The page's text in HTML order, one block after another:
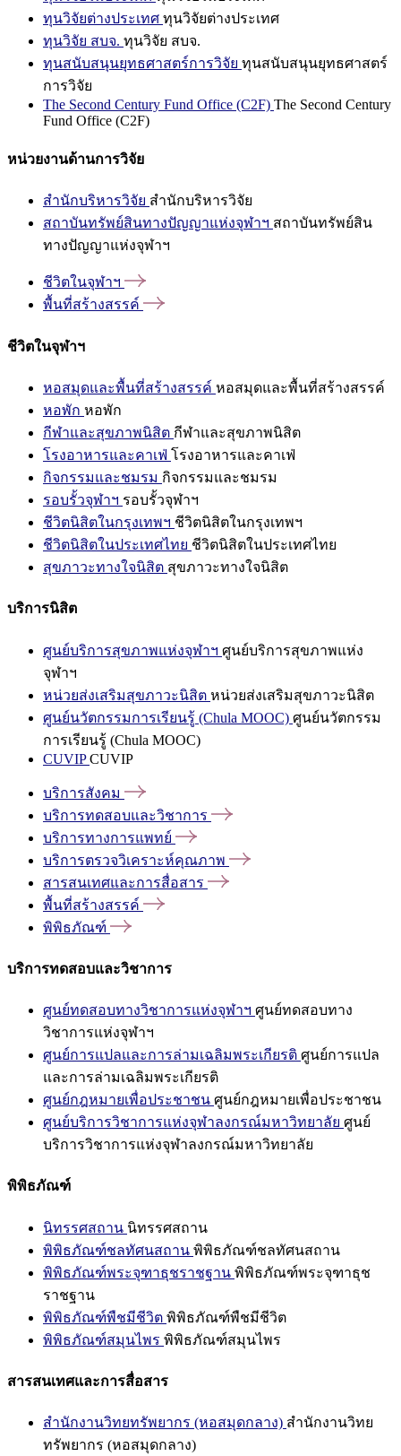
ทุนวิจัยต่างประเทศ ทุนวิจัยต่างประเทศ
ทุนวิจัย สบจ. ทุนวิจัย สบจ.
ทุนสนับสนุนยุทธศาสตร์การวิจัย ทุนสนับสนุนยุทธศาสตร์
การวิจัย
The Second Century Fund Office (C2F) The Second Century
Fund Office (C2F)
หน่วยงานด้านการวิจัย
สำนักบริหารวิจัย สำนักบริหารวิจัย
สถาบันทรัพย์สินทางปัญญาแห่งจุฬาฯ สถาบันทรัพย์สิน
ทางปัญญาแห่งจุฬาฯ
ชีวิตในจุฬาฯ
พื้นที่สร้างสรรค์
ชีวิตในจุฬาฯ
หอสมุดและพื้นที่สร้างสรรค์ หอสมุดและพื้นที่สร้างสรรค์
หอพัก หอพัก
กีฬาและสุขภาพนิสิต กีฬาและสุขภาพนิสิต
โรงอาหารและคาเฟ่ โรงอาหารและคาเฟ่
กิจกรรมและชมรม กิจกรรมและชมรม
รอบรั้วจุฬาฯ รอบรั้วจุฬาฯ
ชีวิตนิสิตในกรุงเทพฯ ชีวิตนิสิตในกรุงเทพฯ
ชีวิตนิสิตในประเทศไทย ชีวิตนิสิตในประเทศไทย
สุขภาวะทางใจนิสิต สุขภาวะทางใจนิสิต
บริการนิสิต
ศูนย์บริการสุขภาพแห่งจุฬาฯ ศูนย์บริการสุขภาพแห่ง
จุฬาฯ
หน่วยส่งเสริมสุขภาวะนิสิต หน่วยส่งเสริมสุขภาวะนิสิต
ศูนย์นวัตกรรมการเรียนรู้ (Chula MOOC) ศูนย์นวัตกรรม
การเรียนรู้ (Chula MOOC)
CUVIPCUVIP
บริการสังคม
บริการทดสอบและวิชาการ
บริการทางการแพทย์
บริการตรวจวิเคราะห์คุณภาพ
สารสนเทศและการสื่อสาร
พื้นที่สร้างสรรค์
พิพิธภัณฑ์
บริการทดสอบและวิชาการ
ศูนย์ทดสอบทางวิชาการแห่งจุฬาฯ ศูนย์ทดสอบทาง
วิชาการแห่งจุฬาฯ
ศูนย์การแปลและการล่ามเฉลิมพระเกียรติ ศูนย์การแปล
และการล่ามเฉลิมพระเกียรติ
ศูนย์กฎหมายเพื่อประชาชน ศูนย์กฎหมายเพื่อประชาชน
ศูนย์บริการวิชาการแห่งจุฬาลงกรณ์มหาวิทยาลัย ศูนย์
บริการวิชาการแห่งจุฬาลงกรณ์มหาวิทยาลัย
พิพิธภัณฑ์
นิทรรศสถาน นิทรรศสถาน
พิพิธภัณฑ์ชลทัศนสถาน พิพิธภัณฑ์ชลทัศนสถาน
พิพิธภัณฑ์พระจุฑาธุชราชฐาน พิพิธภัณฑ์พระจุฑาธุช
ราชฐาน
พิพิธภัณฑ์พืชมีชีวิต พิพิธภัณฑ์พืชมีชีวิต
พิพิธภัณฑ์สมุนไพร พิพิธภัณฑ์สมุนไพร
สารสนเทศและการสื่อสาร
สำนักงานวิทยทรัพยากร (หอสมุดกลาง) สำนักงานวิทย
ทรัพยากร (หอสมุดกลาง)